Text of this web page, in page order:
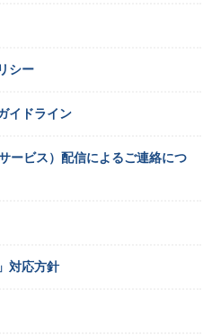
シー
イドライン
ービス）配信によるご連絡につ
対応方針